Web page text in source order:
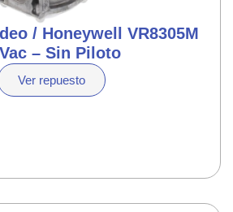
/ Honeywell VR8305M
– Sin Piloto
Ver repuesto